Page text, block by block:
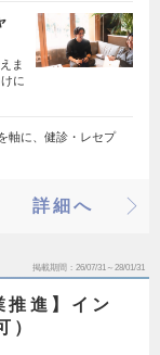
ま
に
軸に、健診・レセプ
詳細へ
掲載期間 26/07/31～28/01/31
推進】イン
）